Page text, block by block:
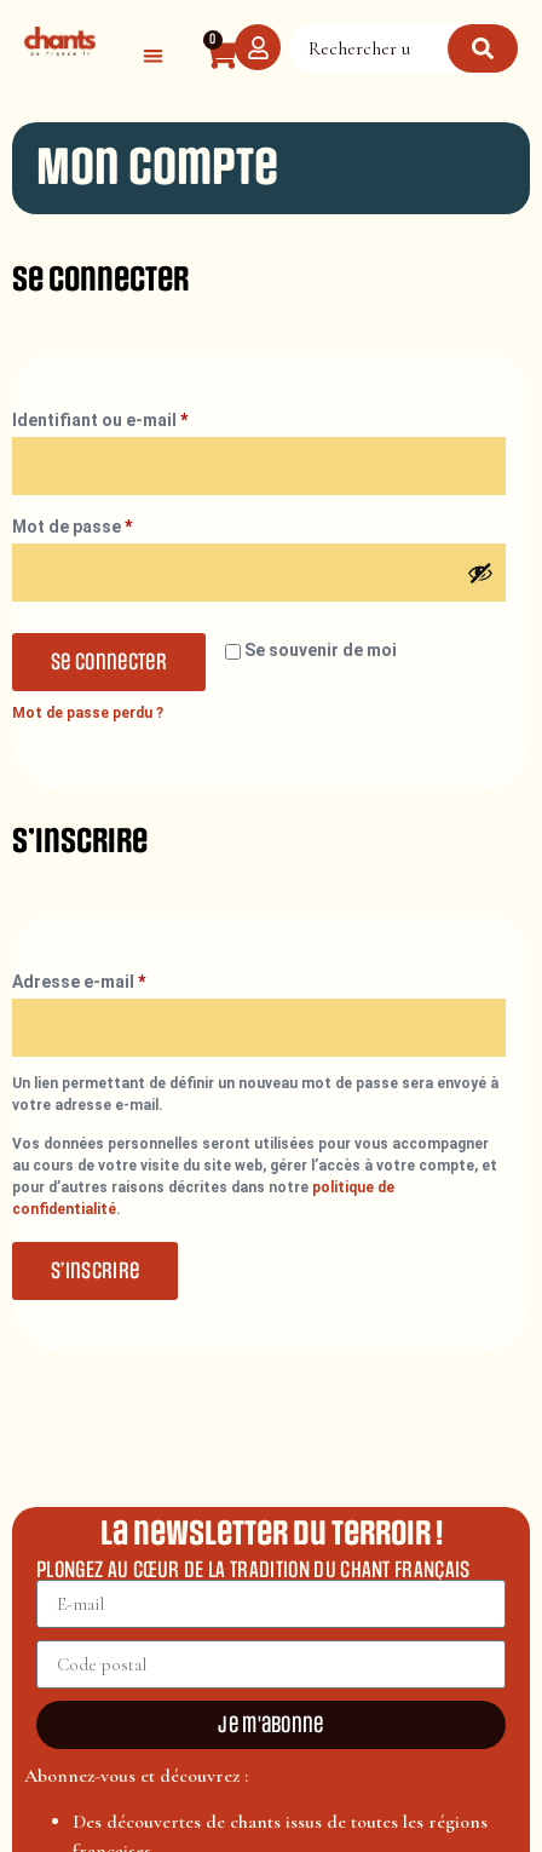
0
Mon compte
Se connecter
Identifiant ou e-mail *
Mot de passe*
Se souvenir de moi
Se connecter
Mot de passe perdu ?
S’inscrire
Adresse e-mail *
Un lien permettant de définir un nouveau mot de passe sera envoyé à
votre adresse e-mail.
Vos données personnelles seront utilisées pour vous accompagner
au cours de votre visite du site web, gérer l’accès à votre compte, et
pour d’autres raisons décrites dans notre politique de
confidentialité.
S’inscrire
La newsletter du terroir !
PLONGEZ AU CŒUR DE LA TRADITION DU CHANT FRANÇAIS
Je m'abonne
Abonnez-vous et découvrez :
Des découvertes de chants issus de toutes les régions